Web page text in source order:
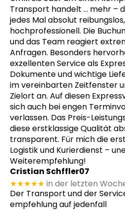
Transport handelt … mehr –
jedes Mal absolut
hochprofessionell. Die
und das Team reagiert
Anfragen. Besonders
exzellenten Service als
Dokumente und wichtige
im vereinbarten Zeitfenster
Zielort an. Auf diesen
sich auch bei engen
verlassen. Das Preis-
diese erstklassige Qualität
transparent. Für mich die
Logistik und Kurierdienst –
Weiterempfehlung!
Cristian Schffler07
★★★★★ in der letzten
Der Transport und der
empfehlung auf jedenfall